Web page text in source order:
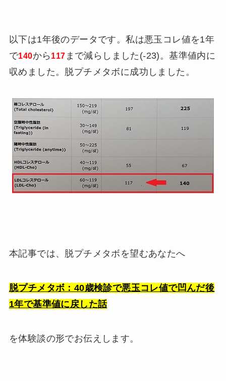
以下は1年後のデータです。私は悪玉コレ値を1年
で140から 117 まで減らしました(-23)。基準値内に
収めました。脱プチメタボに成功しました。
本記事では、脱プチメタボを望むあなたへ
脱プチメタボ：40歳検診で悪玉コレ値で凹んだ後
1年で基準値に戻した話
を体験談の形でお伝えします。